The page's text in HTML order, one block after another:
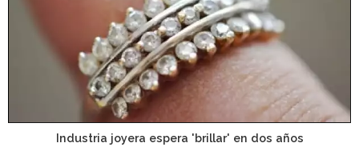
Industria joyera espera 'brillar' en dos años